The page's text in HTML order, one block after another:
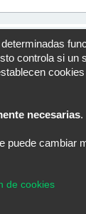
al español por
controla si un
necesarias.
puede cambiar
de cookies